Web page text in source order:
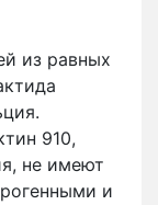
из равных
910,
не имеют
и